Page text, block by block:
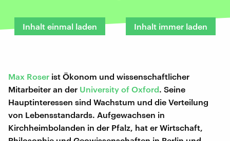
Inhalt einmal laden Inhalt immer laden
Max Roser ist Ökonom und wissenschaftlicher
Mitarbeiter an der University of Oxford. Seine
Hauptinteressen sind Wachstum und die Verteilung
von Lebensstandards. Aufgewachsen in
Kirchheimbolanden in der Pfalz, hat er Wirtschaft,